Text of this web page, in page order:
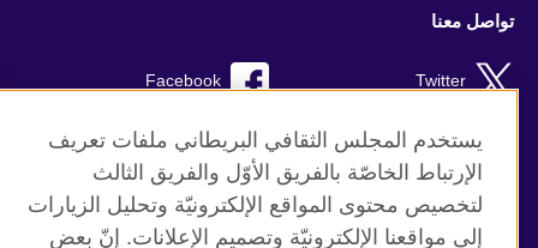
تواصل معنا
Facebook Twitter
Instagram RSS
TikTok
يستخدم المجلس الثقافي البريطاني ملفات تعريف
الإرتباط الخاصّة بالفريق الأوّل والفريق الثالث
لتخصيص محتوى المواقع الإلكترونيّة وتحليل الزيارات
إلى مواقعنا الإلكترونيّة وتصميم الإعلانات. إنّ بعض